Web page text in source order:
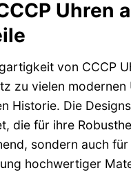
Uhren
von CCCP
zu vielen
Historie. Die
die für ihre
sondern auch
hochwertiger